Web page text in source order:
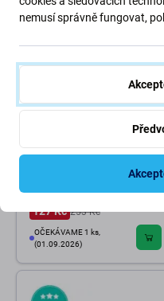
Caterpillar
127 Kč 253 Kč
OČEKÁVAME 1 ks,
(01.09.2026)
nemusí správně fungovat,